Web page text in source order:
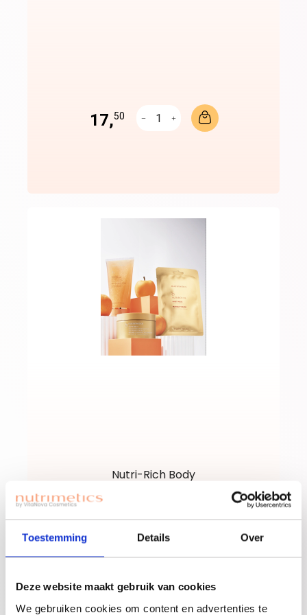
Toestemming Details Over
Deze website maakt gebruik van cookies
We gebruiken cookies om content en advertenties te
17,50
Nutri-Rich Body